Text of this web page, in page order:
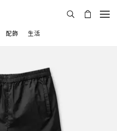
配飾 生活